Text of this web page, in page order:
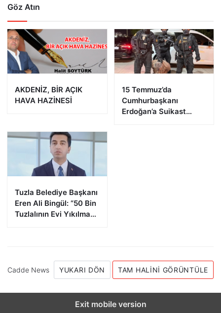
Göz Atın
AKDENİZ, BİR AÇIK
HAVA HAZİNESİ
15 Temmuz’da
Cumhurbaşkanı
Erdoğan’a Suikast
Tuzla Belediye Başkanı
Eren Ali Bingül: “50 Bin
Tuzlalının Evi Yıkılma
Cadde News YUKARI DÖN TAM HALINI GÖRÜNTÜLE
Exit mobile version